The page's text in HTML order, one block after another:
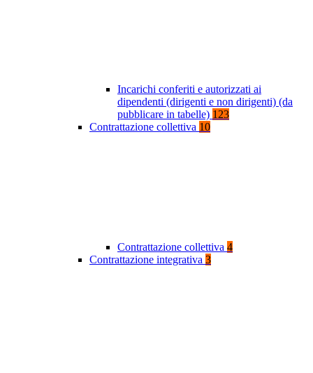
Incarichi conferiti e autorizzati ai
dipendenti (dirigenti e non dirigenti) (da
pubblicare in tabelle) 123
Contrattazione collettiva 10
Contrattazione collettiva 4
Contrattazione integrativa 3